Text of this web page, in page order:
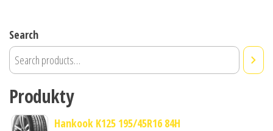
Search
Produkty
Hankook K125 195/45R16 84H